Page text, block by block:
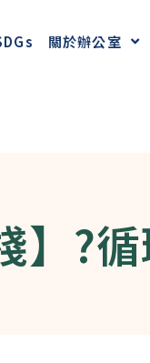
關於辦公室
】?